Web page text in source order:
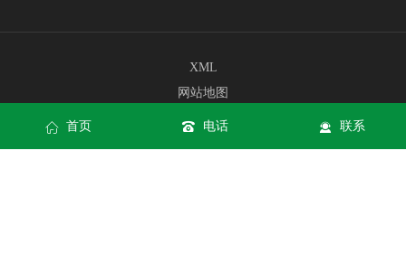
XML
网站地图
网站地图
首页 电话 联系